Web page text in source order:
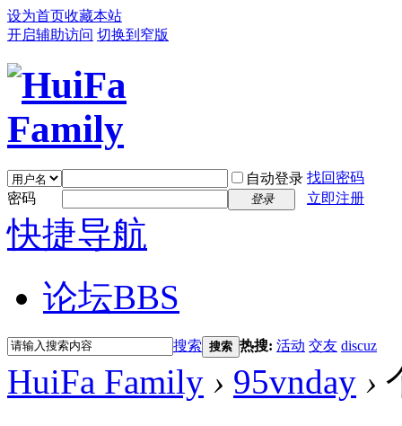
设为首页收藏本站
开启辅助访问 切换到窄版
自动登录 找回密码
密码
登录 立即注册
快捷导航
论坛BBS
搜索 搜索 热搜: 活动 交友 discuz
HuiFa Family › 95vnday ›